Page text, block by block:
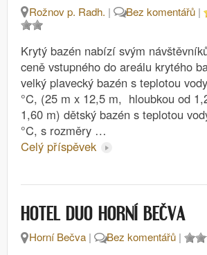
Rožnov p. Radh. | Bez komentářů |
Krytý bazén nabízí svým
ceně vstupného do areálu krytého
velký plavecký bazén s teplotou
°C, (25 m x 12,5 m, hloubkou od
1,60 m) dětský bazén s teplotou
°C, s rozměry …
Celý příspěvek
HOTEL DUO HORNÍ BEČVA
Horní Bečva | Bez komentářů |